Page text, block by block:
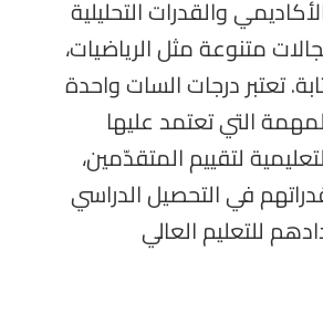
والقدرات التحليلية
متنوعة مثل الرياضيات،
تعتبر درجات السات واحدة
التي تعتمد عليها
لتقييم المتقدّمين،
في التحصيل الدراسي
للتعليم العالي